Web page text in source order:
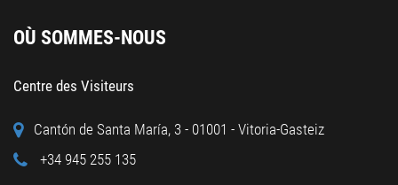
OÙ SOMMES-NOUS
Centre des Visiteurs
Cantón de Santa María, 3 - 01001 - Vitoria-Gasteiz
+34 945 255 135